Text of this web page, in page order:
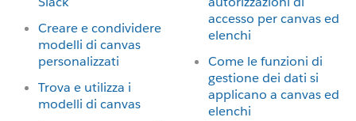
Creare e condividere
modelli di canvas
personalizzati
Trova e utilizza i
modelli di canvas
accesso per canvas ed
elenchi
Come le funzioni di
gestione dei dati si
applicano a canvas ed
elenchi